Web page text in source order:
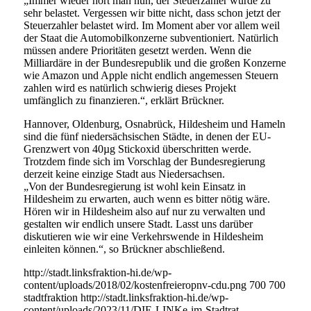
sehr belastet. Vergessen wir bitte nicht, dass schon jetzt der
Steuerzahler belastet wird. Im Moment aber vor allem weil
der Staat die Automobilkonzerne subventioniert. Natürlich
müssen andere Prioritäten gesetzt werden. Wenn die
Milliardäre in der Bundesrepublik und die großen Konzerne
wie Amazon und Apple nicht endlich angemessen Steuern
zahlen wird es natürlich schwierig dieses Projekt
umfänglich zu finanzieren.“, erklärt Brückner.
Hannover, Oldenburg, Osnabrück, Hildesheim und Hameln
sind die fünf niedersächsischen Städte, in denen der EU-
Grenzwert von 40µg Stickoxid überschritten werde.
Trotzdem finde sich im Vorschlag der Bundesregierung
derzeit keine einzige Stadt aus Niedersachsen.
„Von der Bundesregierung ist wohl kein Einsatz in
Hildesheim zu erwarten, auch wenn es bitter nötig wäre.
Hören wir in Hildesheim also auf nur zu verwalten und
gestalten wir endlich unsere Stadt. Lasst uns darüber
diskutieren wie wir eine Verkehrswende in Hildesheim
einleiten können.“, so Brückner abschließend.
http://stadt.linksfraktion-hi.de/wp-
content/uploads/2018/02/kostenfreieropnv-cdu.png 700 700
stadtfraktion http://stadt.linksfraktion-hi.de/wp-